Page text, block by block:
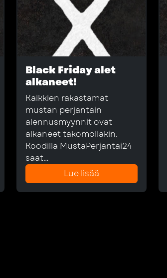
Black Friday alet
alkaneet!
Kaikkien rakastamat
mustan perjantain
alennusmyynnit ovat
alkaneet takomollakin.
Koodilla MustaPerjantai24
saat…
Lue lisää